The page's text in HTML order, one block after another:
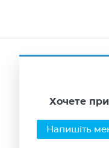
Хочете
Напишіть